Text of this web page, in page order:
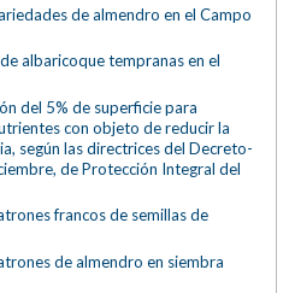
de almendro en el Campo
albaricoque tempranas en el
del 5% de superficie para
con objeto de reducir la
según las directrices del Decreto-
de Protección Integral del
francos de semillas de
de almendro en siembra